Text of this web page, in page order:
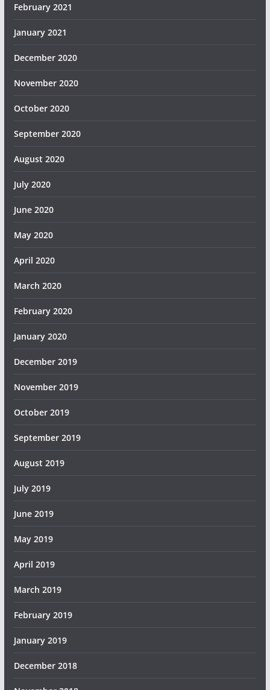
February 2021
January 2021
December 2020
November 2020
October 2020
September 2020
August 2020
July 2020
June 2020
May 2020
April 2020
March 2020
February 2020
January 2020
December 2019
November 2019
October 2019
September 2019
August 2019
July 2019
June 2019
May 2019
April 2019
March 2019
February 2019
January 2019
December 2018